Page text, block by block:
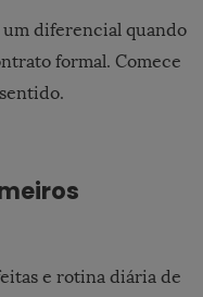
um diferencial quando
formal. Comece
e rotina diária de